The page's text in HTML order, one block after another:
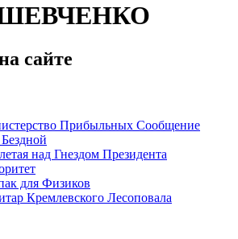
ШЕВЧЕНКО
сайте
Прибыльных Сообщение
над Гнездом Президента
для Физиков
Кремлевского Лесоповала